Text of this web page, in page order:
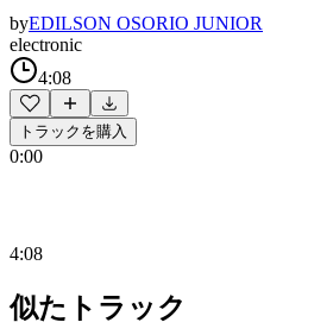
byEDILSON OSORIO JUNIOR
electronic
4:08
トラックを購入
0:00
4:08
似たトラック